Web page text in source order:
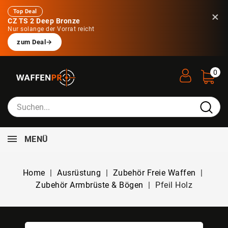
Top Deal
CZ TS 2 Deep Bronze
Nur solange der Vorrat reicht
zum Deal →
×
0
MENÜ
Home Ausrüstung
Zubehör Freie Waffen
Zubehör Armbrüste & Bögen
Pfeil Holz